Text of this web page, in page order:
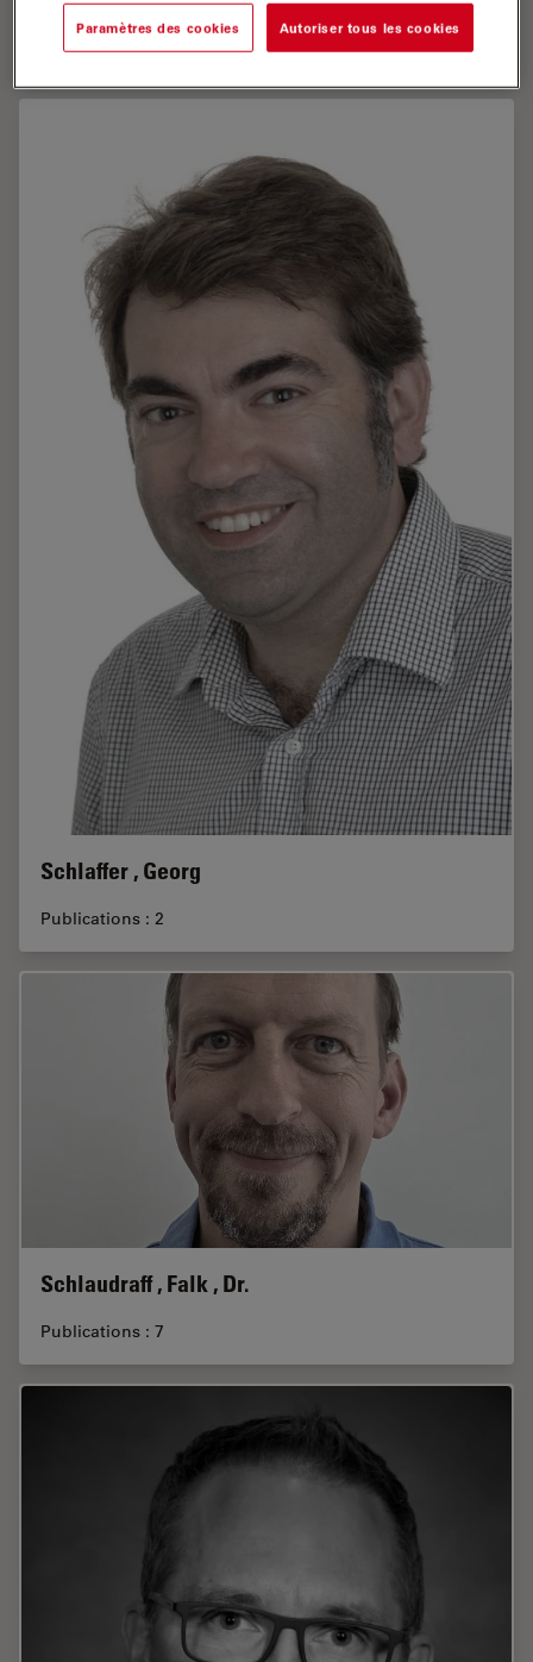
Publications : 1
Schlaffer , Georg
Publications : 2
Schlaudraff , Falk , Dr.
Publications : 7
Paramètres des cookies Autoriser tous les cookies